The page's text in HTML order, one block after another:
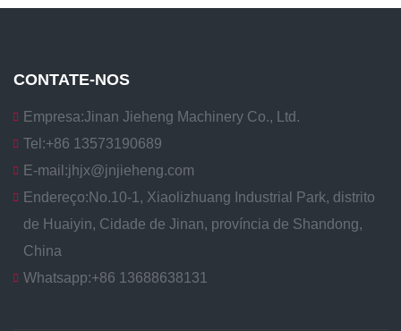
CONTATE-NOS
Empresa:Jinan Jieheng Machinery Co., Ltd.
Tel:+86 13573190689
E-mail:jhjx@jnjieheng.com
Endereço:No.10-1, Xiaolizhuang Industrial Park, distrito
de Huaiyin, Cidade de Jinan, província de Shandong,
China
Whatsapp:+86 13688638131